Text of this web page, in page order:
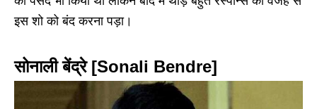
इस शो को बंद करना पड़ा।
सोनाली बेंद्रे [Sonali Bendre]